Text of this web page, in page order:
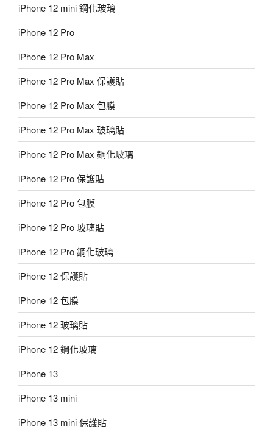
iPhone 12 mini 鋼化玻璃
iPhone 12 Pro
iPhone 12 Pro Max
iPhone 12 Pro Max 保護貼
iPhone 12 Pro Max 包膜
iPhone 12 Pro Max 玻璃貼
iPhone 12 Pro Max 鋼化玻璃
iPhone 12 Pro 保護貼
iPhone 12 Pro 包膜
iPhone 12 Pro 玻璃貼
iPhone 12 Pro 鋼化玻璃
iPhone 12 保護貼
iPhone 12 包膜
iPhone 12 玻璃貼
iPhone 12 鋼化玻璃
iPhone 13
iPhone 13 mini
iPhone 13 mini 保護貼